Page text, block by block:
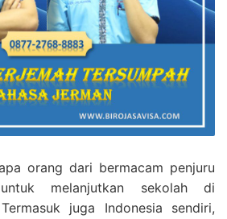
orang dari bermacam penjuru
melanjutkan sekolah di
juga Indonesia sendiri,